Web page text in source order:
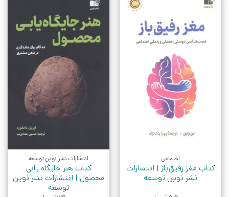
اجتماعی
کتاب مغز رفیق‌باز | انتشارات
نشر نوین توسعه
انتشارات نشر نوین توسعه
کتاب هنر جایگاه یابی
محصول | انتشارات نشر نوین
توسعه